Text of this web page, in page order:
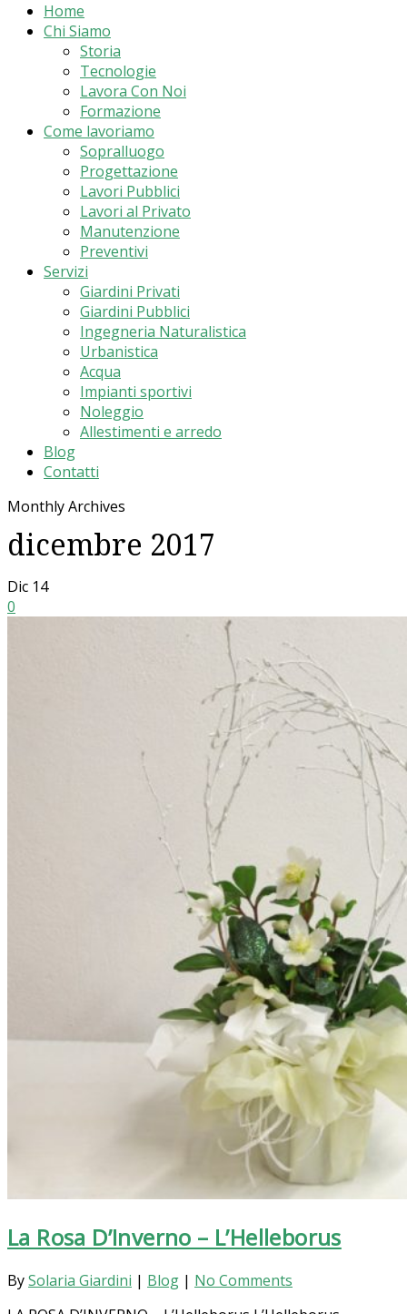
Home
Chi Siamo
Storia
Tecnologie
Lavora Con Noi
Formazione
Come lavoriamo
Sopralluogo
Progettazione
Lavori Pubblici
Lavori al Privato
Manutenzione
Preventivi
Servizi
Giardini Privati
Giardini Pubblici
Ingegneria Naturalistica
Urbanistica
Acqua
Impianti sportivi
Noleggio
Allestimenti e arredo
Blog
Contatti
Monthly Archives
dicembre 2017
Dic 14
0
La Rosa D’Inverno – L’Helleborus
BySolaria Giardini | Blog | No Comments